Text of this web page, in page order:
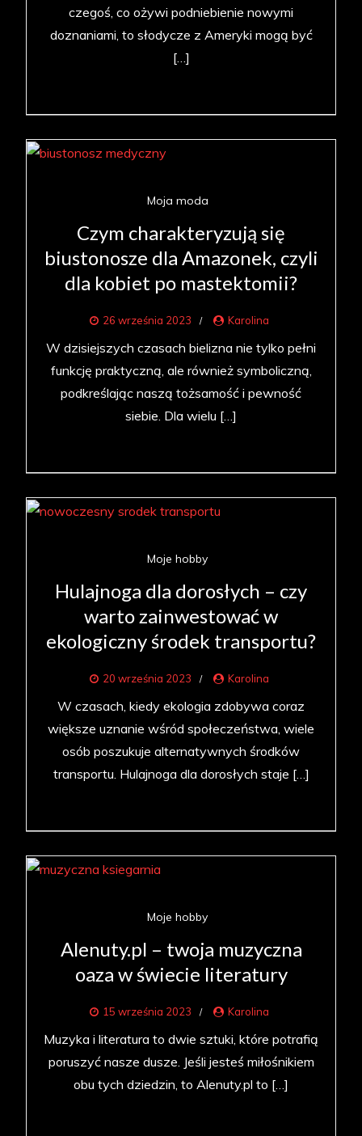
czegoś, co ożywi podniebienie nowymi
doznaniami, to słodycze z Ameryki mogą być
[…]
Moja moda
Czym charakteryzują się
biustonosze dla Amazonek, czyli
dla kobiet po mastektomii?
26 września 2023 Karolina
W dzisiejszych czasach bielizna nie tylko pełni
funkcję praktyczną, ale również symboliczną,
podkreślając naszą tożsamość i pewność
siebie. Dla wielu […]
Moje hobby
Hulajnoga dla dorosłych – czy
warto zainwestować w
ekologiczny środek transportu?
20 września 2023 Karolina
W czasach, kiedy ekologia zdobywa coraz
większe uznanie wśród społeczeństwa, wiele
osób poszukuje alternatywnych środków
transportu. Hulajnoga dla dorosłych staje […]
Moje hobby
Alenuty.pl – twoja muzyczna
oaza w świecie literatury
15 września 2023 Karolina
Muzyka i literatura to dwie sztuki, które potrafią
poruszyć nasze dusze. Jeśli jesteś miłośnikiem
obu tych dziedzin, to Alenuty.pl to […]